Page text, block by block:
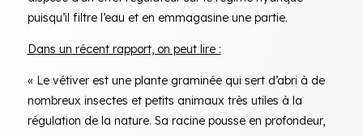
puisqu’il filtre l’eau et en emmagasine une partie.
Dans un récent rapport, on peut lire :
« Le vétiver est une plante graminée qui sert d’abri à de
nombreux insectes et petits animaux très utiles à la
régulation de la nature. Sa racine pousse en profondeur,